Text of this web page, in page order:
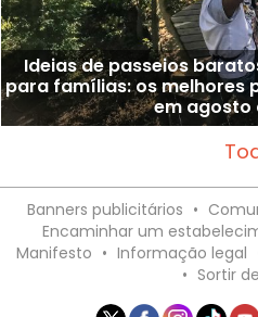
Ideias de passeios
para famílias: os melhores
em agosto
Banners publicitários •
Encaminhar um
Manifesto • Informação legal
• Sortir